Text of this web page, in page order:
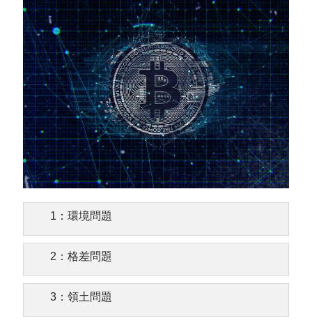
1：環境問題
2：格差問題
3：領土問題